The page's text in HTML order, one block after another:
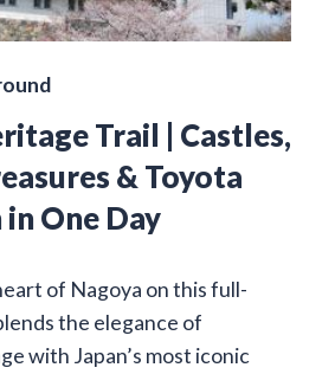
Trail | Castles,
& Toyota
One Day
of Nagoya on this full-
the elegance of
with Japan’s most iconic